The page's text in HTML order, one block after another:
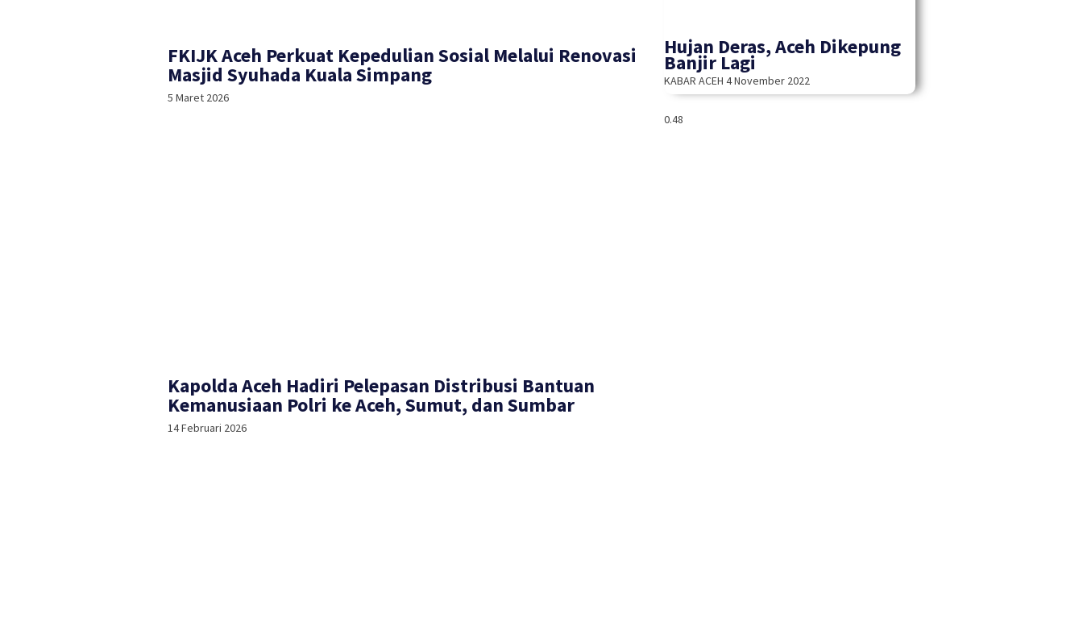
FKIJK Aceh Perkuat Kepedulian Sosial Melalui Renovasi
Masjid Syuhada Kuala Simpang
5 Maret 2026
Kapolda Aceh Hadiri Pelepasan Distribusi Bantuan
Kemanusiaan Polri ke Aceh, Sumut, dan Sumbar
14 Februari 2026
Hujan Deras, Aceh Dikepung
Banjir Lagi
KABAR ACEH4 November 2022